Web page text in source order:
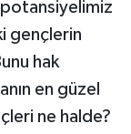
gençlerin
hak
en güzel
ne halde?